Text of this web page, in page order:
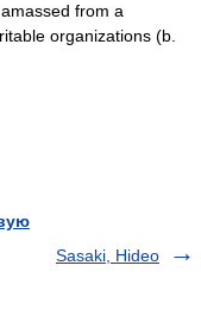
from a
organizations (b.
Sasaki, Hideo